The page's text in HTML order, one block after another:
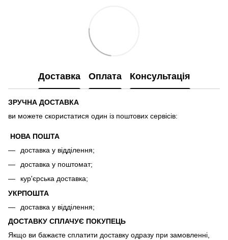
Доставка Оплата Консультація
ЗРУЧНА ДОСТАВКА
ви можете скористатися один із поштових сервісів:
НОВА ПОШТА
доставка у відділення;
доставка у поштомат;
кур'єрська доставка;
УКРПОШТА
доставка у відділення;
ДОСТАВКУ СПЛАЧУЄ ПОКУПЕЦЬ
Якщо ви бажаєте сплатити доставку одразу при замовленні,